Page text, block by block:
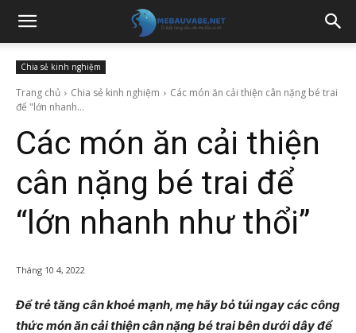
Chia sẻ kinh nghiệm
Trang chủ Chia sẻ kinh nghiệm
Các món ăn cải thiện cân nặng bé trai
để "lớn nhanh...
Các món ăn cải thiện
cân nặng bé trai để
“lớn nhanh như thổi”
Tháng 10 4, 2022
Để trẻ tăng cân khoẻ mạnh, mẹ hãy bỏ túi ngay các công
thức món ăn cải thiện cân nặng bé trai bên dưới dây để